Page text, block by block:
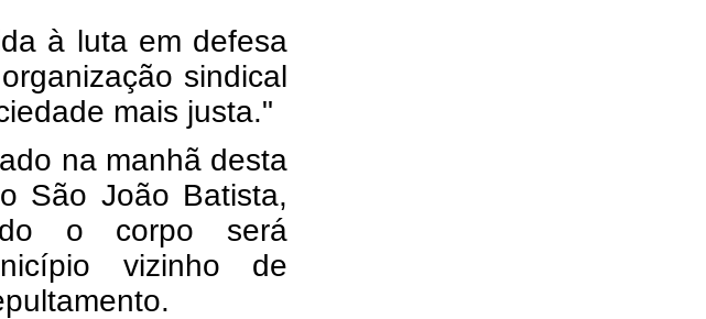
à luta em defesa
sindical
mais justa."
na manhã desta
São João Batista,
o corpo será
vizinho de